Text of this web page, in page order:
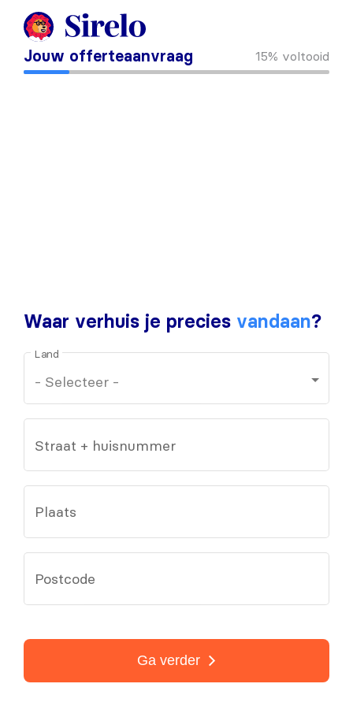
Jouw offerteaanvraag 15% voltooid
Waar verhuis je precies vandaan?
Land
Straat + huisnummer
Plaats
Postcode
Ga verder